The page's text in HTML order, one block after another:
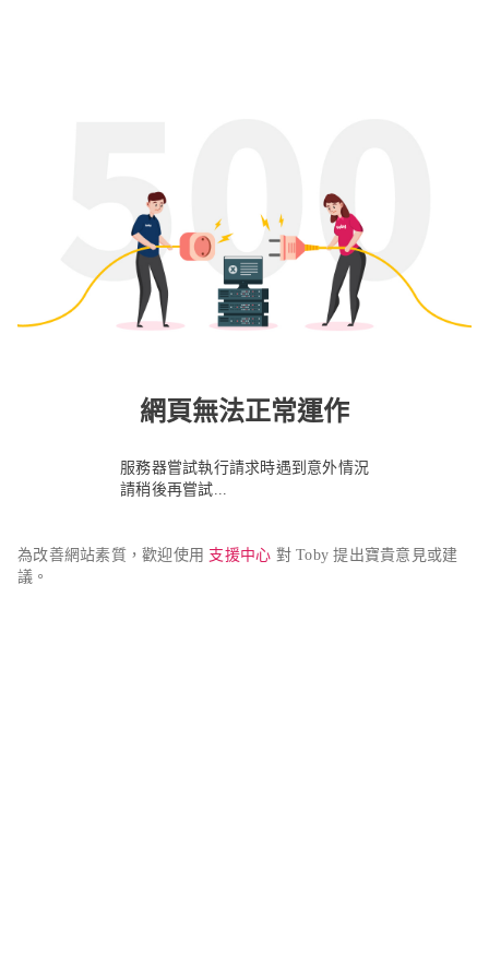
網頁無法正常運作
服務器嘗試執行請求時遇到意外情況
請稍後再嘗試...
為改善網站素質，歡迎使用 支援中心 對 Toby 提出寶貴意見或建
議。